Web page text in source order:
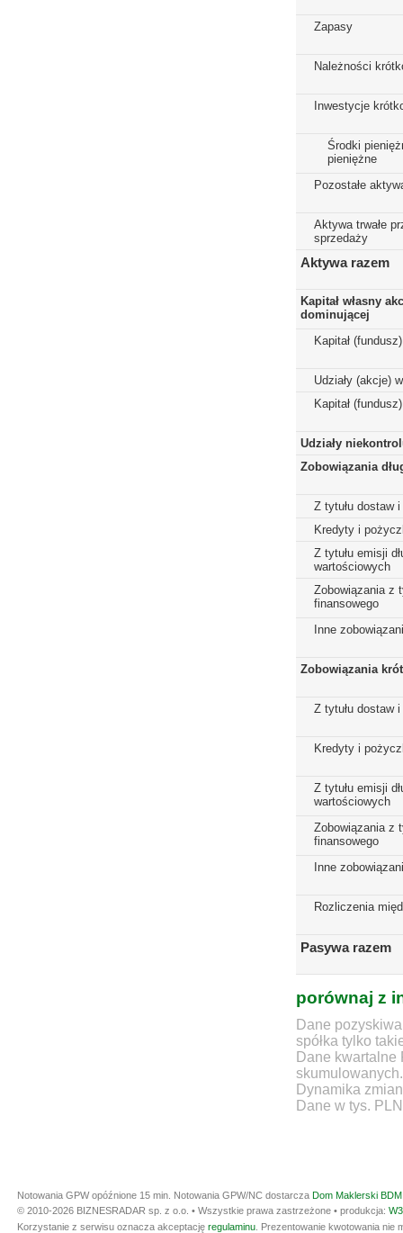
Zapasy
Należności
Inwestycje
Środki
pieniężne
Pozostałe
Aktywa trwałe
sprzedaży
Aktywa razem
Kapitał własny
dominującej
Kapitał
Udziały (akcje)
Kapitał
Udziały
Zobowiązania
Z tytułu dostaw i
Kredyty i
Z tytułu emisji
wartościowych
Zobowiązania z
finansowego
Inne
Zobowiązania
Z tytułu dostaw i
Kredyty i
Z tytułu emisji
wartościowych
Zobowiązania z
finansowego
Inne
Rozliczenia
Pasywa razem
porównaj z
Dane
spółka tylko
Dane
skumulowanych.
Dynamika
Dane w tys. PLN
Notowania GPW opóźnione 15 min. Notowania GPW/NC dostarcza Dom Maklerski
© 2010-2026 BIZNESRADAR sp. z o.o. • Wszystkie prawa zastrzeżone • produkcja:
Korzystanie z serwisu oznacza akceptację regulaminu . Prezentowanie kwotowania